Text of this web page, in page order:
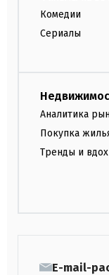
Комедии
Сериалы
Аналитика
Покупка
Тренды и
E-mail-